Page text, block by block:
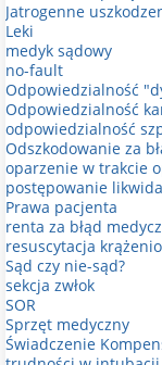
Jatrogenne
Leki
medyk sądowy
no-fault
Odpowiedzialność
Odpowiedzialność
odpowiedzialność
Odszkodowanie za
oparzenie w trakcie
postępowanie
Prawa pacjenta
renta za błąd
resuscytacja
Sąd czy nie-sąd?
sekcja zwłok
SOR
Sprzęt medyczny
Świadczenie